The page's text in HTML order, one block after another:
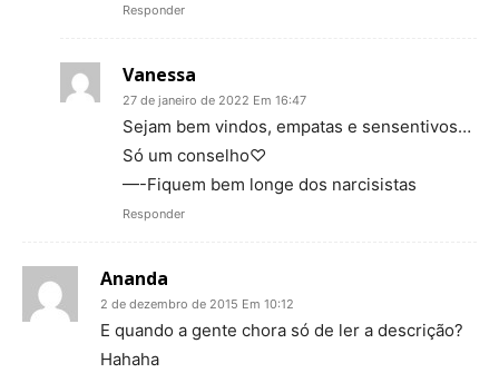
Responder
Vanessa
27 de janeiro de 2022 Em 16:47
Sejam bem vindos, empatas e sensentivos…
Só um conselho♡
—-Fiquem bem longe dos narcisistas
Responder
Ananda
2 de dezembro de 2015 Em 10:12
E quando a gente chora só de ler a descrição?
Hahaha